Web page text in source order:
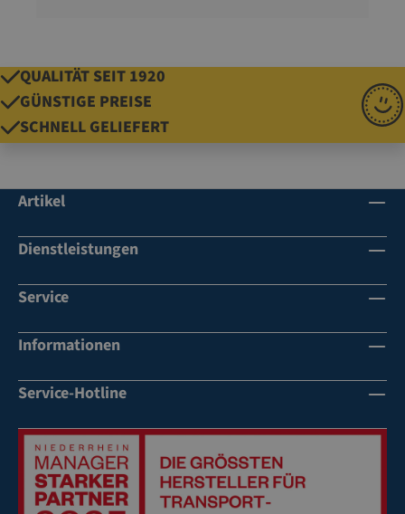
QUALITÄT SEIT 1920
GÜNSTIGE PREISE
SCHNELL GELIEFERT
Artikel
Dienstleistungen
Service
Informationen
Service-Hotline